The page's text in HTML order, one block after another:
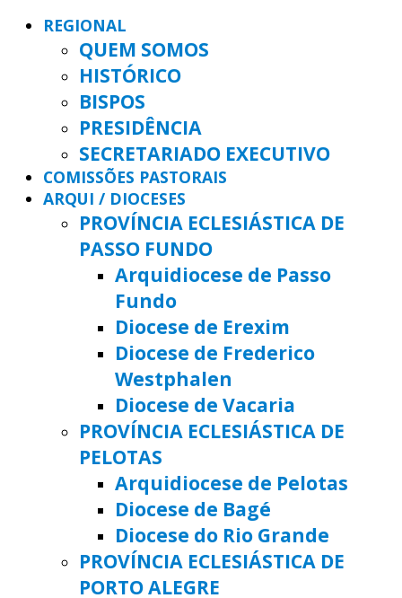
REGIONAL
QUEM SOMOS
HISTÓRICO
BISPOS
PRESIDÊNCIA
SECRETARIADO EXECUTIVO
COMISSÕES PASTORAIS
ARQUI / DIOCESES
PROVÍNCIA ECLESIÁSTICA DE
PASSO FUNDO
Arquidiocese de Passo
Fundo
Diocese de Erexim
Diocese de Frederico
Westphalen
Diocese de Vacaria
PROVÍNCIA ECLESIÁSTICA DE
PELOTAS
Arquidiocese de Pelotas
Diocese de Bagé
Diocese do Rio Grande
PROVÍNCIA ECLESIÁSTICA DE
PORTO ALEGRE